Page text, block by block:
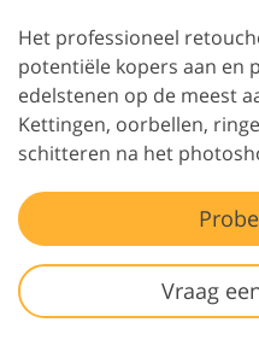
Het professioneel
potentiële kopers aan en
edelstenen op de meest
Kettingen, oorbellen,
schitteren na het
Vraag